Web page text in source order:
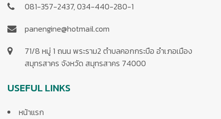
081-357-2437, 034-440-280-1
panengine@hotmail.com
71/8 หมู่ 1 ถนน พระราม2 ตำบลคอกกระบือ อำเภอเมือง
สมุทรสาคร จังหวัด สมุทรสาคร 74000
USEFUL LINKS
หน้าแรก